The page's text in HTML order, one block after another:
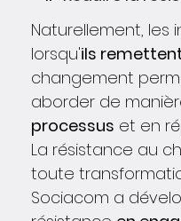
Naturellement, les
lorsqu'ils
changement
aborder de
processus et en
La résistance au
toute
Sociacom a